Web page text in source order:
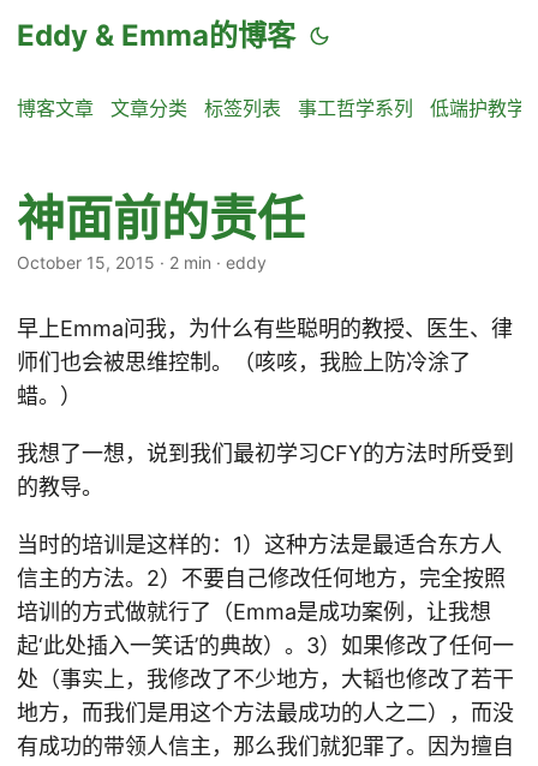
Eddy & Emma的博客
博客文章 文章分类 标签列表 事工哲学系列 低端护教学
神面前的责任
October 15, 2015 · 2 min · eddy
早上Emma问我，为什么有些聪明的教授、医生、律
师们也会被思维控制。（咳咳，我脸上防冷涂了
蜡。）
我想了一想，说到我们最初学习CFY的方法时所受到
的教导。
当时的培训是这样的：1）这种方法是最适合东方人
信主的方法。2）不要自己修改任何地方，完全按照
培训的方式做就行了（Emma是成功案例，让我想
起‘此处插入一笑话’的典故）。3）如果修改了任何一
处（事实上，我修改了不少地方，大韬也修改了若干
地方，而我们是用这个方法最成功的人之二），而没
有成功的带领人信主，那么我们就犯罪了。因为擅自